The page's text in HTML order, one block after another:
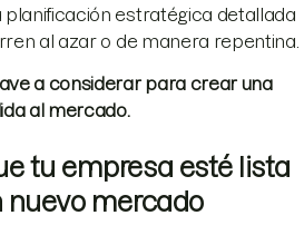
planificación estratégica detallada
al azar o de manera repentina.
a considerar para crear una
al mercado.
tu empresa esté lista
nuevo mercado